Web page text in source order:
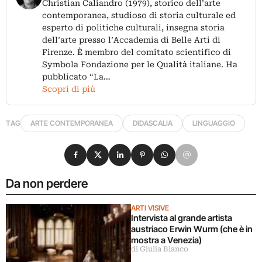
Christian Caliandro (1979), storico dell’arte
contemporanea, studioso di storia culturale ed
esperto di politiche culturali, insegna storia
dell’arte presso l’Accademia di Belle Arti di
Firenze. È membro del comitato scientifico di
Symbola Fondazione per le Qualità italiane. Ha
pubblicato “La…
Scopri di più
TAG ARTE CONTEMPORANEA DIDASCALIA LINGUAGGIO
Da non perdere
ARTI VISIVE
Intervista al grande artista
austriaco Erwin Wurm (che è in
mostra a Venezia)
di Giulia Bianco
Condividi su Facebook
Condividi su X
Condividi su LinkedIn
Condividi su Pinterest
Condividi su WhatsApp
Condividi su Email